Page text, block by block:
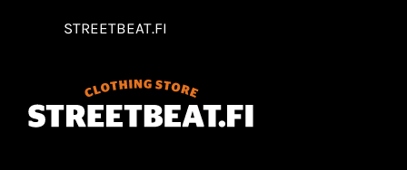
STREETBEAT.FI